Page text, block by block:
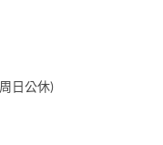
日公休)